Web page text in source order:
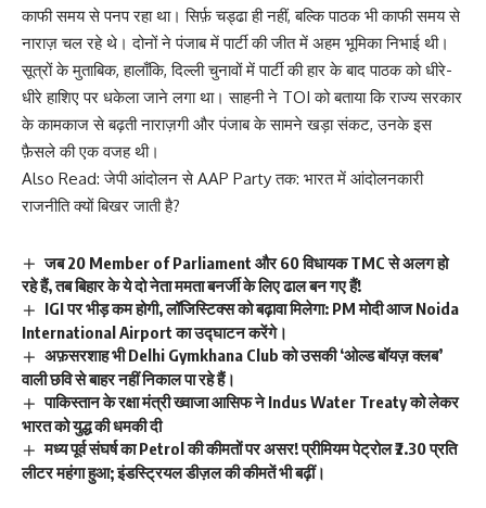
काफी समय से पनप रहा था। सिर्फ़ चड्ढा ही नहीं, बल्कि पाठक भी काफी समय से
नाराज़ चल रहे थे। दोनों ने पंजाब में पार्टी की जीत में अहम भूमिका निभाई थी।
सूत्रों के मुताबिक, हालाँकि, दिल्ली चुनावों में पार्टी की हार के बाद पाठक को धीरे-
धीरे हाशिए पर धकेला जाने लगा था। साहनी ने TOI को बताया कि राज्य सरकार
के कामकाज से बढ़ती नाराज़गी और पंजाब के सामने खड़ा संकट, उनके इस
फ़ैसले की एक वजह थी।
Also Read:जेपी आंदोलन से AAP Party तक: भारत में आंदोलनकारी
राजनीति क्यों बिखर जाती है?
जब 20 Member of Parliament और 60 विधायक TMC से अलग हो
रहे हैं, तब बिहार के ये दो नेता ममता बनर्जी के लिए ढाल बन गए हैं!
IGI पर भीड़ कम होगी, लॉजिस्टिक्स को बढ़ावा मिलेगा: PM मोदी आज Noida
International Airport का उद्घाटन करेंगे।
अफ़सरशाह भी Delhi Gymkhana Club को उसकी ‘ओल्ड बॉयज़ क्लब’
वाली छवि से बाहर नहीं निकाल पा रहे हैं।
पाकिस्तान के रक्षा मंत्री ख्वाजा आसिफ ने Indus Water Treaty को लेकर
भारत को युद्ध की धमकी दी
मध्य पूर्व संघर्ष का Petrol की कीमतों पर असर! प्रीमियम पेट्रोल ₹2.30 प्रति
लीटर महंगा हुआ; इंडस्ट्रियल डीज़ल की कीमतें भी बढ़ीं।